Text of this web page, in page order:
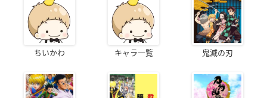
ちいかわ キャラ一覧 鬼滅の刃